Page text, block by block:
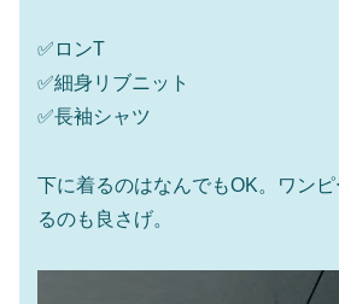
✅ロンT
✅細身リブニット
✅長袖シャツ
下に着るのはなんでもOK。ワン
るのも良さげ。